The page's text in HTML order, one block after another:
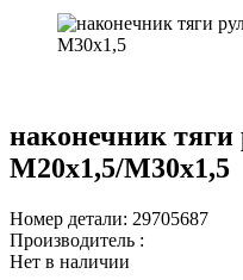
наконечник
М20х1,5/М30х1,5
Номер детали: 29705687
Производитель :
Нет в наличии